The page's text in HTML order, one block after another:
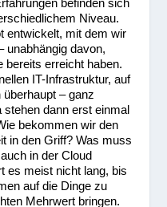
befinden sich
Niveau.
entwickelt, mit dem wir
unabhängig davon,
bereits erreicht haben.
IT-Infrastruktur, auf
– ganz
dann erst einmal
bekommen wir den
in den Griff? Was muss
in der Cloud
es meist nicht lang, bis
auf die Dinge zu
Mehrwert bringen.